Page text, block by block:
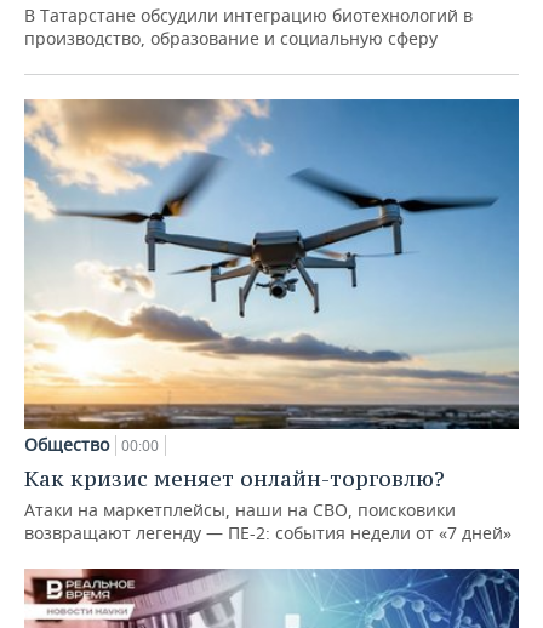
В Татарстане обсудили интеграцию биотехнологий в
производство, образование и социальную сферу
Общество 00:00
Как кризис меняет онлайн-торговлю?
Атаки на маркетплейсы, наши на СВО, поисковики
возвращают легенду — ПЕ-2: события недели от «7 дней»